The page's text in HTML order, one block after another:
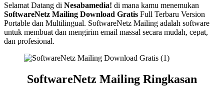
Selamat Datang di Nesabamedia! di mana kamu menemukan
SoftwareNetz Mailing Download Gratis Full Terbaru Version
Portable dan Multilingual. SoftwareNetz Mailing adalah software
untuk membuat dan mengirim email massal secara mudah, cepat,
dan profesional.
SoftwareNetz Mailing Ringkasan